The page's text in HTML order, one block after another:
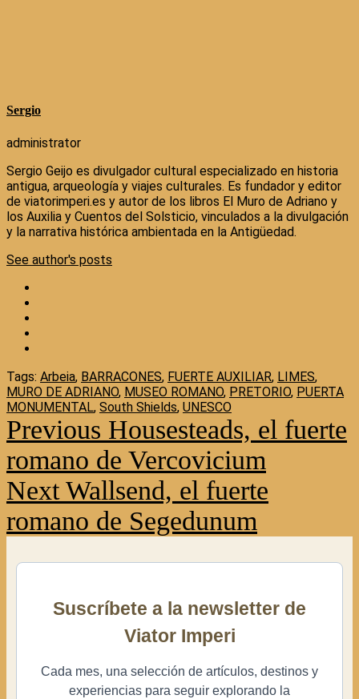
Sergio
administrator
Sergio Geijo es divulgador cultural especializado en historia
antigua, arqueología y viajes culturales. Es fundador y editor
de viatorimperi.es y autor de los libros El Muro de Adriano y
los Auxilia y Cuentos del Solsticio, vinculados a la divulgación
y la narrativa histórica ambientada en la Antigüedad.
See author's posts
Tags: Arbeia, BARRACONES, FUERTE AUXILIAR, LIMES,
MURO DE ADRIANO, MUSEO ROMANO, PRETORIO, PUERTA
MONUMENTAL, South Shields, UNESCO
Continue
Reading
Previous Housesteads, el fuerte
romano de Vercovicium
NextWallsend, el fuerte
romano de Segedunum
Suscríbete a la newsletter de
Viator Imperi
Cada mes, una selección de artículos, destinos y
experiencias para seguir explorando la